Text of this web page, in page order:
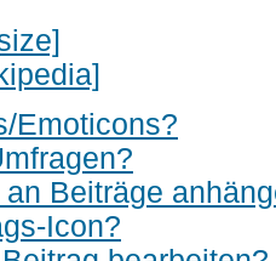
Emoticons?
Beiträge
Icon?